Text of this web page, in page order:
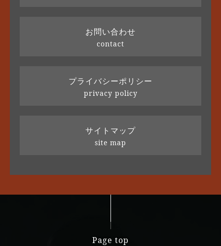
お問い合わせ
contact
プライバシーポリシー
privacy policy
サイトマップ
site map
Page top